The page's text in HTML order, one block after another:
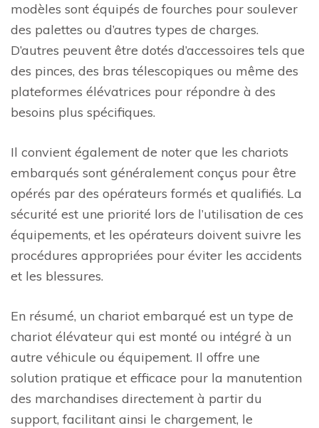
modèles sont équipés de fourches pour soulever
des palettes ou d’autres types de charges.
D’autres peuvent être dotés d’accessoires tels que
des pinces, des bras télescopiques ou même des
plateformes élévatrices pour répondre à des
besoins plus spécifiques.
Il convient également de noter que les chariots
embarqués sont généralement conçus pour être
opérés par des opérateurs formés et qualifiés. La
sécurité est une priorité lors de l’utilisation de ces
équipements, et les opérateurs doivent suivre les
procédures appropriées pour éviter les accidents
et les blessures.
En résumé, un chariot embarqué est un type de
chariot élévateur qui est monté ou intégré à un
autre véhicule ou équipement. Il offre une
solution pratique et efficace pour la manutention
des marchandises directement à partir du
support, facilitant ainsi le chargement, le